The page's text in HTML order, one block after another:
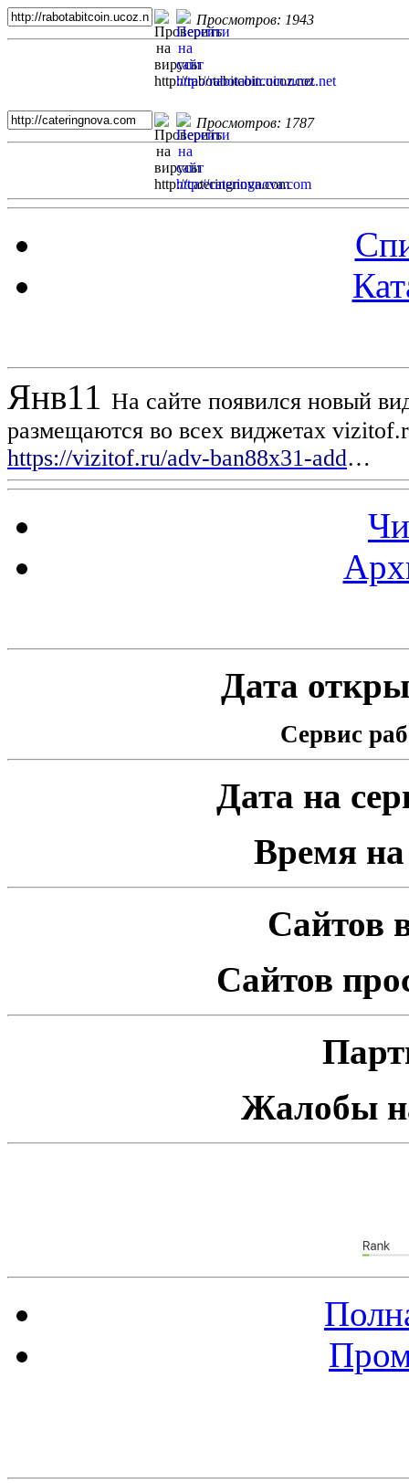
Просмотров: 1943
Просмотров: 1787
Янв11 На сайте появился новый
размещаются во всех виджетах
https://vizitof.ru/adv-ban88x31-add…
Дата
Сервис
Дата на
Время на
Сайтов
Сайтов
Жалобы